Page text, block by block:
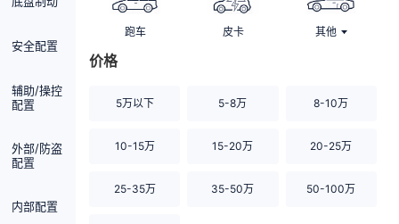
安全配置
辅助/操控
配置
外部/防盗
配置
内部配置
跑车 皮卡 其他
价格
5万以下 5-8万 8-10万
10-15万 15-20万 20-25万
25-35万 35-50万 50-100万